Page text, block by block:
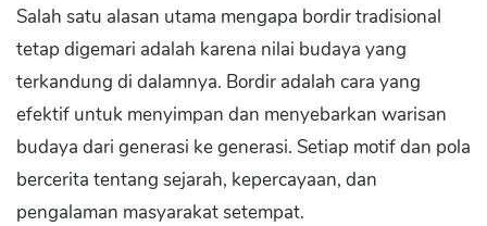
Salah satu alasan utama mengapa bordir tradisional
tetap digemari adalah karena nilai budaya yang
terkandung di dalamnya. Bordir adalah cara yang
efektif untuk menyimpan dan menyebarkan warisan
budaya dari generasi ke generasi. Setiap motif dan pola
bercerita tentang sejarah, kepercayaan, dan
pengalaman masyarakat setempat.